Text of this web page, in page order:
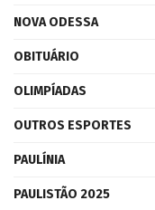
NOVA ODESSA
OBITUÁRIO
OLIMPÍADAS
OUTROS ESPORTES
PAULÍNIA
PAULISTÃO 2025